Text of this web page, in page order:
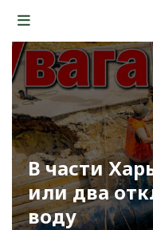
В части
или два
воду